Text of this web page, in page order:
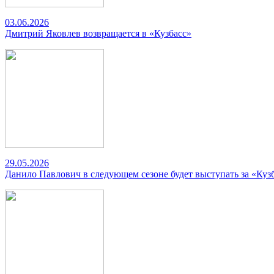
03.06.2026
Дмитрий Яковлев возвращается в «Кузбасс»
29.05.2026
Данило Павлович в следующем сезоне будет выступать за